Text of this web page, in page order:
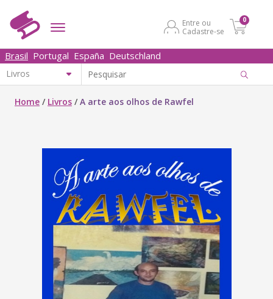
Entre ou
Cadastre-se
0
Brasil Portugal España Deutschland
Home / Livros /A arte aos olhos de Rawfel